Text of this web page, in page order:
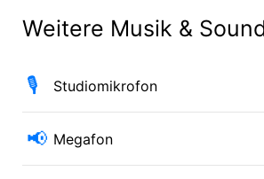
Weitere Musik &
🎙️ Studiomikrofon
📢 Megafon